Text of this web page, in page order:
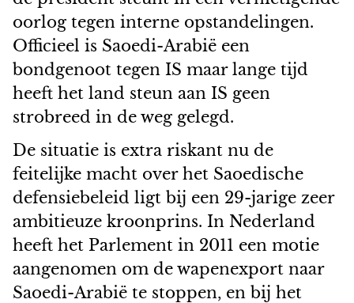
oorlog tegen interne opstandelingen.
Officieel is Saoedi-Arabië een
bondgenoot tegen IS maar lange tijd
heeft het land steun aan IS geen
strobreed in de weg gelegd.
De situatie is extra riskant nu de
feitelijke macht over het Saoedische
defensiebeleid ligt bij een 29-jarige zeer
ambitieuze kroonprins. In Nederland
heeft het Parlement in 2011 een motie
aangenomen om de wapenexport naar
Saoedi-Arabië te stoppen, en bij het